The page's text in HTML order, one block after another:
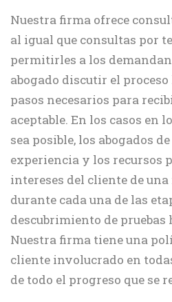
Nuestra firma ofrece
al igual que consultas por
permitirles a los
abogado discutir el
pasos necesarios para
aceptable. En los casos en
sea posible, los abogados
experiencia y los recursos
intereses del cliente de
durante cada una de las
descubrimiento de pruebas
Nuestra firma tiene una
cliente involucrado en
de todo el progreso que se